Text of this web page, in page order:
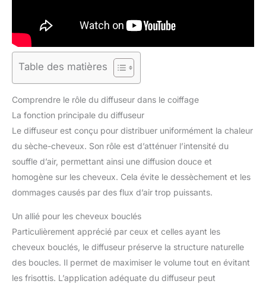
Table des matières
Comprendre le rôle du diffuseur dans le coiffage
La fonction principale du diffuseur
Le diffuseur est conçu pour distribuer uniformément la chaleur
du sèche-cheveux. Son rôle est d’atténuer l’intensité du
souffle d’air, permettant ainsi une diffusion douce et
homogène sur les cheveux. Cela évite le dessèchement et les
dommages causés par des flux d’air trop puissants.
Un allié pour les cheveux bouclés
Particulièrement apprécié par ceux et celles ayant les
cheveux bouclés, le diffuseur préserve la structure naturelle
des boucles. Il permet de maximiser le volume tout en évitant
les frisottis. L’application adéquate du diffuseur peut